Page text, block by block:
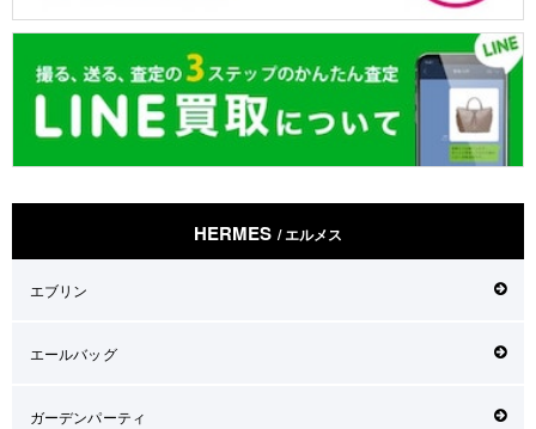
HERMES / エルメス
エブリン
エールバッグ
ガーデンパーティ